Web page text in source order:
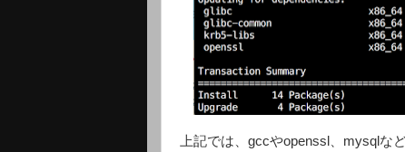
上記では、gccやopenssl、mysqlな